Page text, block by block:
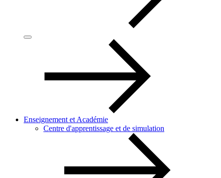
Enseignement et Académie
Centre d'apprentissage et de simulation